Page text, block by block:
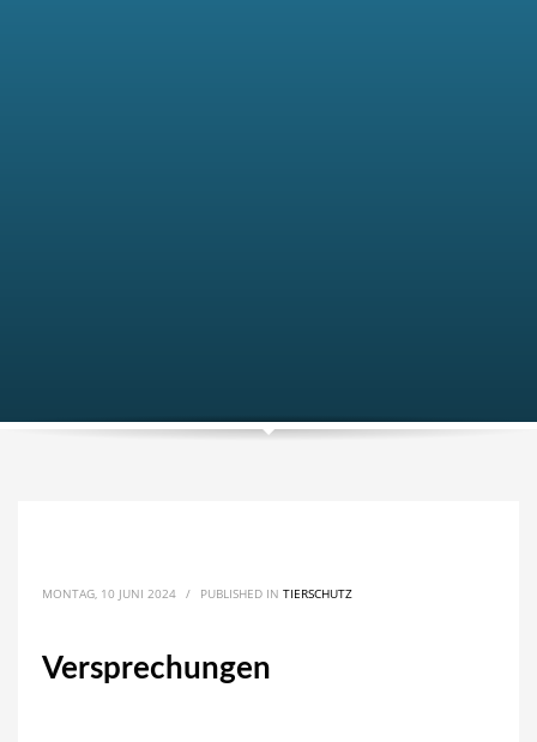
MONTAG, 10 JUNI 2024 / PUBLISHED IN TIERSCHUTZ
Versprechungen